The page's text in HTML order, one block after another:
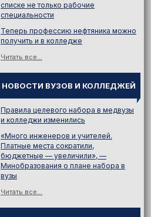
списке не только рабочие
специальности
Теперь профессию нефтяника можно
получить и в колледже
Читать все...
НОВОСТИ ВУЗОВ И КОЛЛЕДЖЕЙ
Правила целевого набора в медвузы
и колледжи изменились
«Много инженеров и учителей.
Платные места сократили,
бюджетные — увеличили», —
Минобразования о плане набора в
вузы
Читать все...